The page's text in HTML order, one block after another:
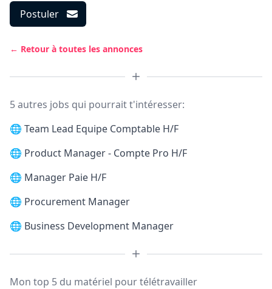
Postuler
← Retour à toutes les annonces
5 autres jobs qui pourrait t'intéresser:
🌐 Team Lead Equipe Comptable H/F
🌐 Product Manager - Compte Pro H/F
🌐 Manager Paie H/F
🌐 Procurement Manager
🌐 Business Development Manager
Mon top 5 du matériel pour télétravailler